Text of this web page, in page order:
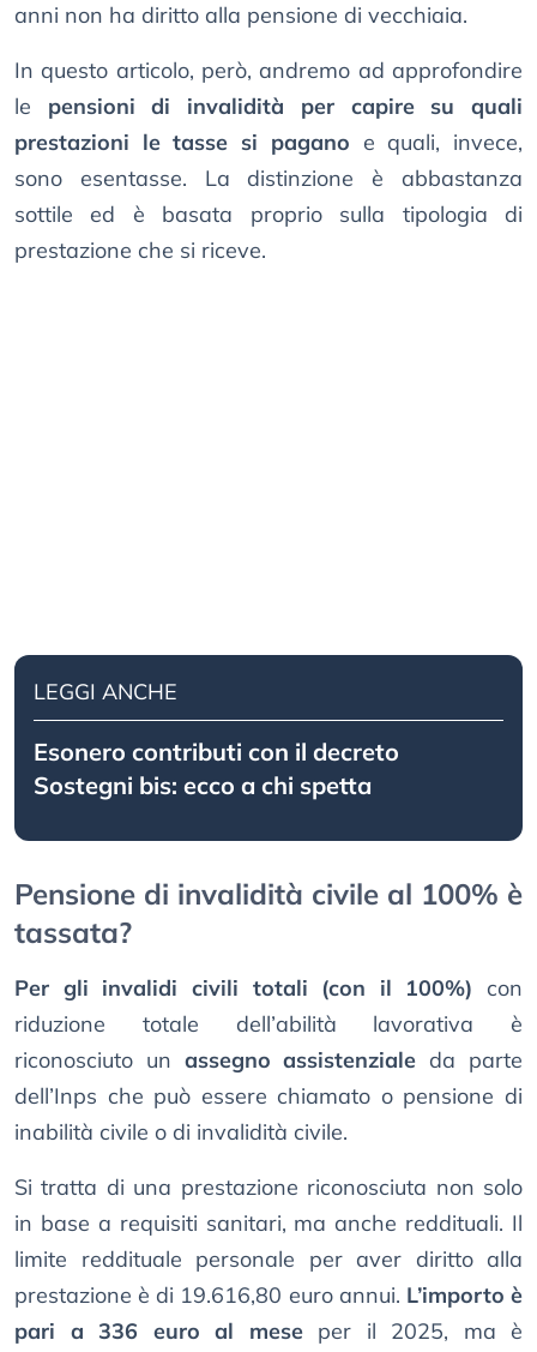
anni non ha diritto alla pensione di vecchiaia.
In questo articolo, però, andremo ad approfondire
le pensioni di invalidità per capire su quali
prestazioni le tasse si pagano e quali, invece,
sono esentasse. La distinzione è abbastanza
sottile ed è basata proprio sulla tipologia di
prestazione che si riceve.
LEGGI ANCHE
Esonero contributi con il decreto
Sostegni bis: ecco a chi spetta
Pensione di invalidità civile al 100% è
tassata?
Per gli invalidi civili totali (con il 100%) con
riduzione totale dell’abilità lavorativa è
riconosciuto un assegno assistenziale da parte
dell’Inps che può essere chiamato o pensione di
inabilità civile o di invalidità civile.
Si tratta di una prestazione riconosciuta non solo
in base a requisiti sanitari, ma anche reddituali. Il
limite reddituale personale per aver diritto alla
prestazione è di 19.616,80 euro annui. L’importo è
pari a 336 euro al meseper il 2025, ma è